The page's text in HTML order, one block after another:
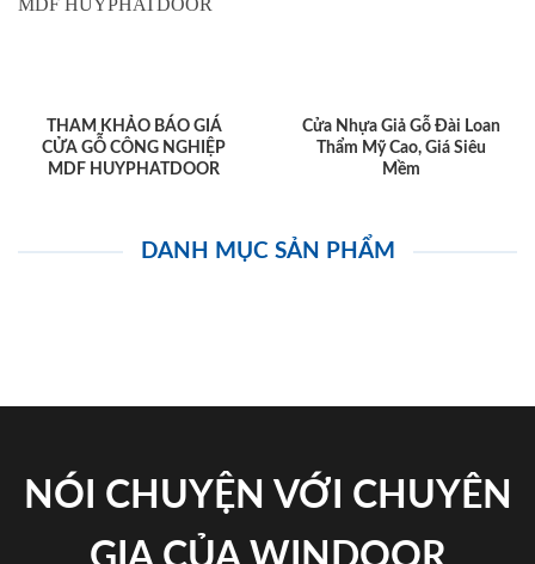
THAM KHẢO BÁO GIÁ
CỬA GỖ CÔNG NGHIỆP
MDF HUYPHATDOOR
Cửa Nhựa Giả Gỗ Đài Loan
Thẩm Mỹ Cao, Giá Siêu
Mềm
DANH MỤC SẢN PHẨM
NÓI CHUYỆN VỚI CHUYÊN